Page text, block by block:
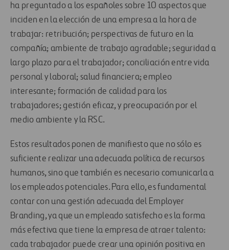
ha preguntado a los españoles sobre 10 aspectos que
inciden en la elección de una empresa a la hora de
trabajar: retribución; perspectivas de futuro en la
compañía; ambiente de trabajo agradable; seguridad a
largo plazo para el trabajador; conciliación entre vida
personal y laboral; salud financiera; empleo
interesante; formación de calidad para los
trabajadores; gestión eficaz, y preocupación por el
medio ambiente y la RSC.
Estos resultados ponen de manifiesto que no sólo es
suficiente realizar una adecuada política de recursos
humanos, sino que también es necesario comunicarla a
los empleados potenciales. Para ello, es fundamental
contar con una gestión adecuada del Employer
Branding, ya que un empleado satisfecho es la forma
más efectiva que tiene la empresa de atraer talento:
cada trabajador puede crear una opinión positiva en